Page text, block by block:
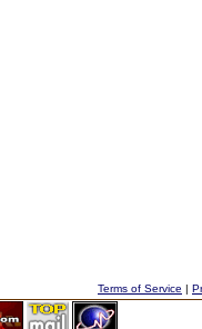
Terms of Service |